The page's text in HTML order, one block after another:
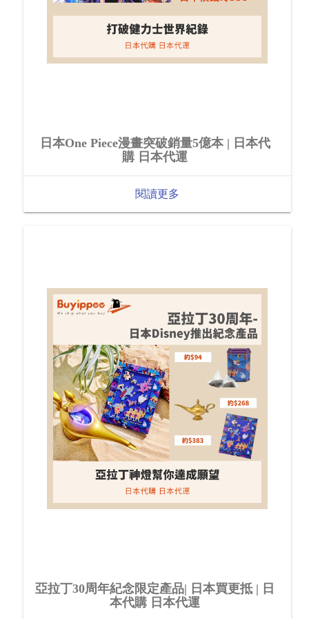
日本One Piece漫畫突破銷量5億本 | 日本代
購 日本代運
閱讀更多
亞拉丁30周年紀念限定產品| 日本買更抵 | 日
本代購 日本代運